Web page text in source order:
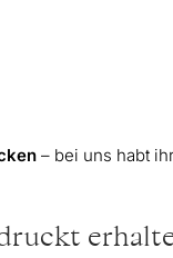
– bei uns habt